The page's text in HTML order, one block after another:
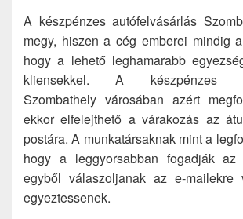
A készpénzes autófelvásárlás
megy, hiszen a cég emberei mindig
hogy a lehető leghamarabb
kliensekkel. A készpénzes
Szombathely városában azért
ekkor elfelejthető a várakozás az
postára. A munkatársaknak mint a
hogy a leggyorsabban fogadják az
egyből válaszoljanak az e-mailekre
egyeztessenek.